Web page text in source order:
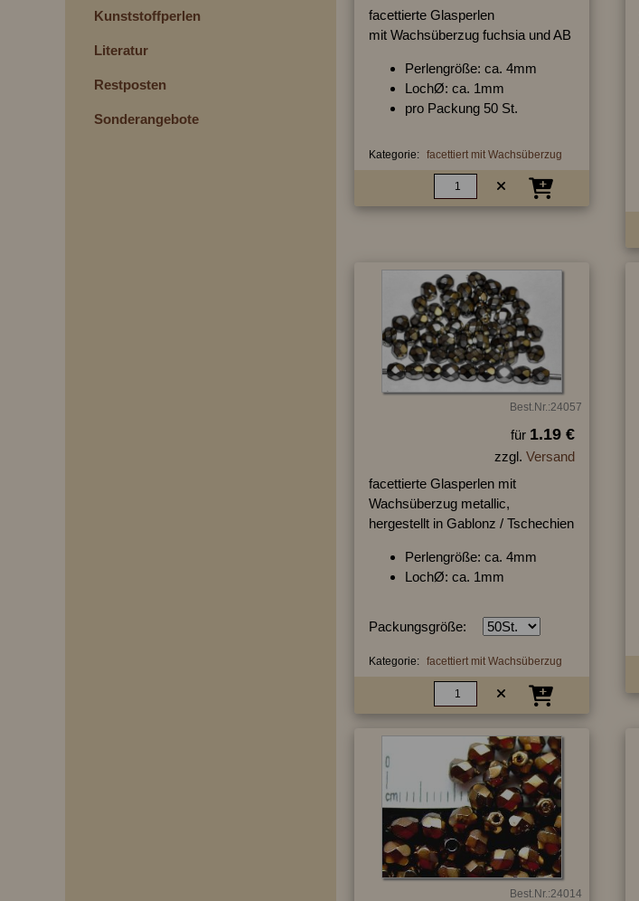
Kunststoffperlen
Literatur
Restposten
Sonderangebote
facettierte Glasperlen
mit Wachsüberzug fuchsia und AB
Perlengröße: ca. 4mm
LochØ: ca. 1mm
pro Packung 50 St.
Kategorie: facettiert mit Wachsüberzug
Best.Nr.:24057
für 1.19 €
zzgl. Versand
facettierte Glasperlen mit
Wachsüberzug metallic,
hergestellt in Gablonz / Tschechien
Perlengröße: ca. 4mm
LochØ: ca. 1mm
Packungsgröße:
Kategorie: facettiert mit Wachsüberzug
Best.Nr.:24014